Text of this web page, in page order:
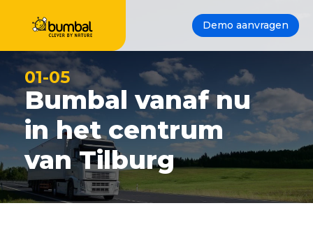
Demo aanvragen
01-05
Bumbal vanaf nu
in het centrum
van Tilburg